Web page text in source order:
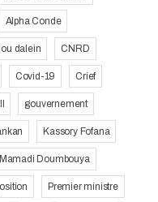
Alpha Conde
dalein CNRD
Covid-19 Crief
gouvernement
Kassory Fofana
Mamadi Doumbouya
Premier ministre